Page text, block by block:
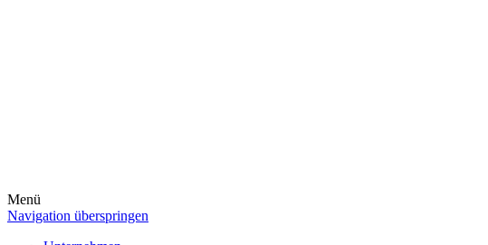
Menü
Navigation überspringen